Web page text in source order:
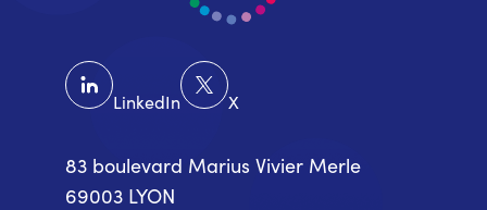
LinkedIn X
83 boulevard Marius Vivier Merle
69003 LYON